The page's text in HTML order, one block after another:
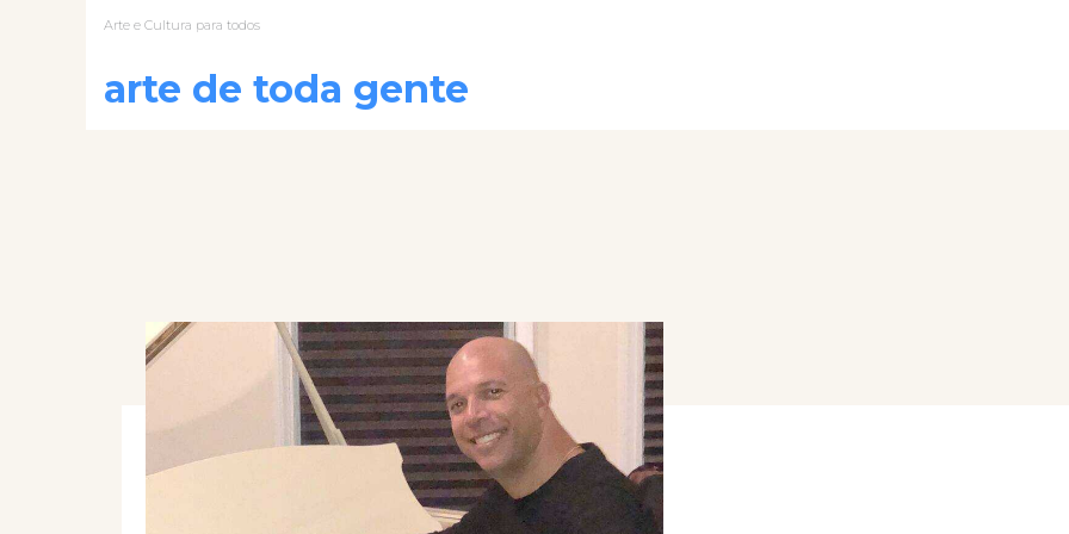
Arte e Cultura para todos
arte de toda gente